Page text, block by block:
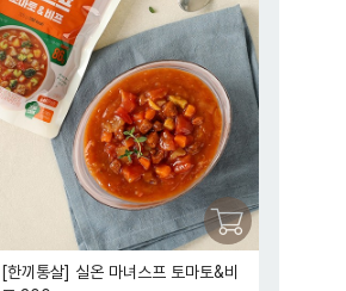
[한끼통살] 실온 마녀스프 토마토&비